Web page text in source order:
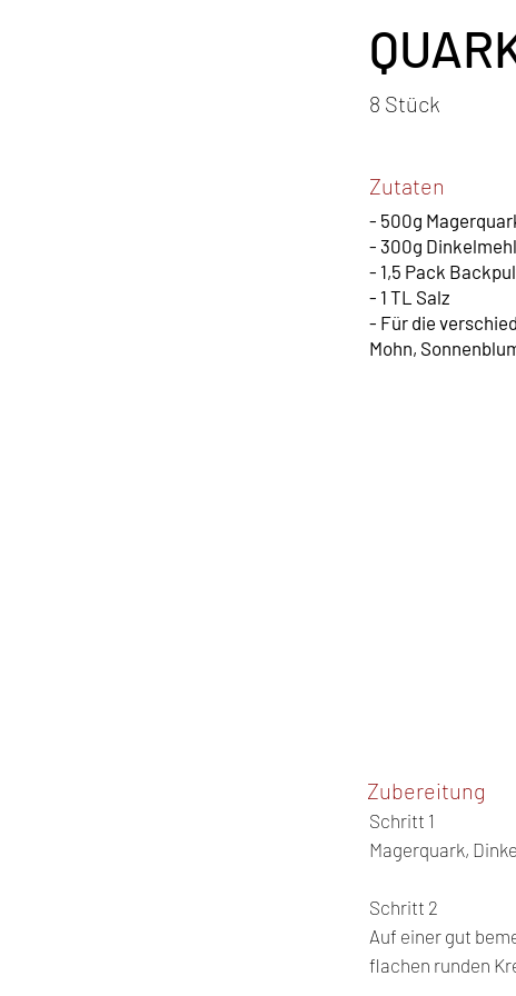
8 Stück
Zutaten
- 500g
- 300g
- 1,5 Pack
- 1 TL Salz
- Für die
Mohn,
Zubereitung
Schritt 1
Magerquark,
Schritt 2
Auf einer gut
flachen runden